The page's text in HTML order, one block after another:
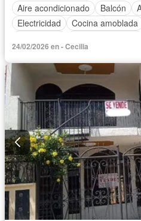
Aire acondicionado
Balcón
Electricidad
Cocina amoblada
Tanque de agua
Caseta de vigilancia
Gimnasio
24/02/2026 en - Cecilia